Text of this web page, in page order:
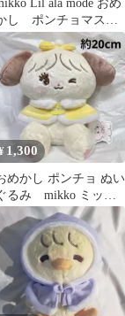
Lil ala mode おめ
し ポンチョマスコ
ト 2点
1,300
めかし ポンチョ ぬい
るみ mikko ミッ
スフレ